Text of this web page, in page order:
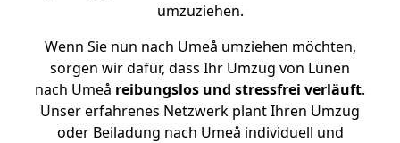
umzuziehen.
Wenn Sie nun nach Umeå umziehen möchten,
sorgen wir dafür, dass Ihr Umzug von Lünen
nach Umeå reibungslos und stressfrei verläuft.
Unser erfahrenes Netzwerk plant Ihren Umzug
oder Beiladung nach Umeå individuell und